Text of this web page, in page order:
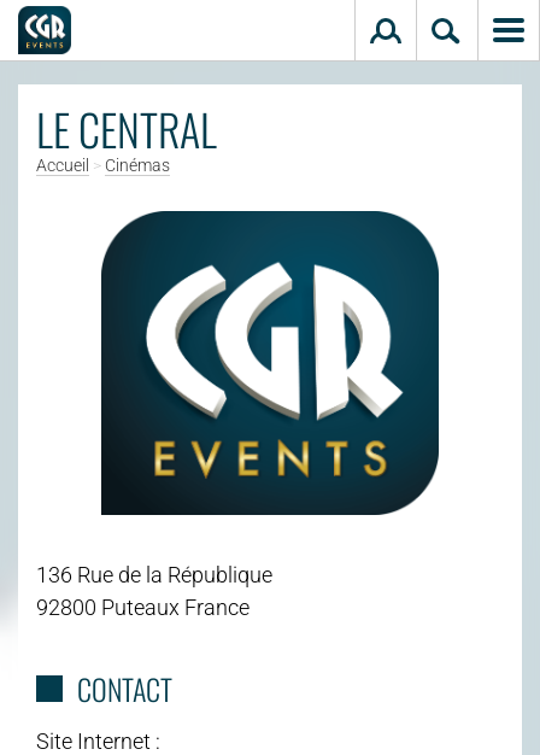
LE CENTRAL
Accueil > Cinémas
136 Rue de la République
92800 Puteaux France
CONTACT
Site Internet :